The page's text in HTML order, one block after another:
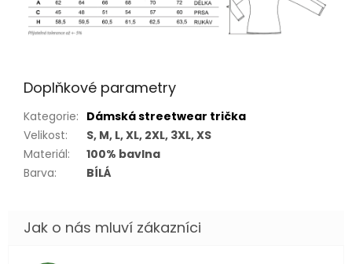
Doplňkové parametry
Kategorie: Dámská streetwear trička
Velikost:
S, M, L, XL, 2XL, 3XL, XS
Materiál:
100% bavlna
Barva: BÍLÁ